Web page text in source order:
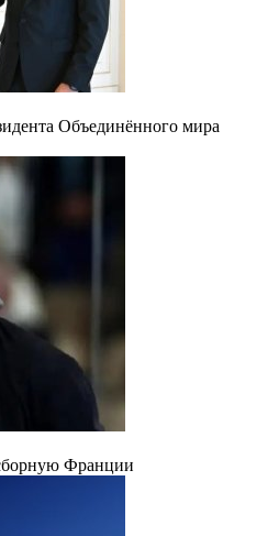
Объединённого мира
Франции